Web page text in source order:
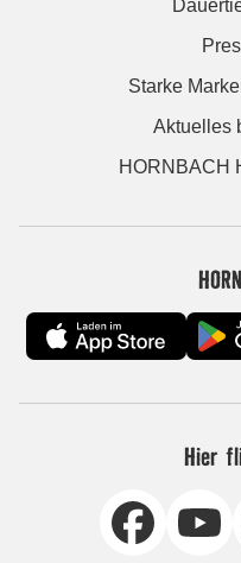
Starke
Aktuelles
HORNBACH
Hier